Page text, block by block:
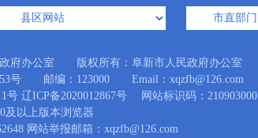
政府办公室 版权所有：阜新市人民政府办公室
53号 邮编：123000 Email：xqzfb@126.com
号 辽ICP备2020012867号 网站标识码：
及以上版本浏览器
网站举报邮箱：xqzfb@126.com